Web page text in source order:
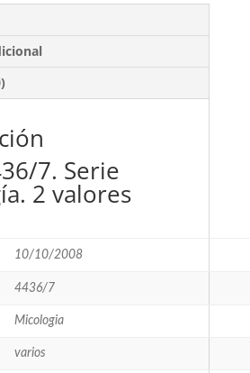
7. Serie
2 valores
10/10/2008
4436/7
Micologia
varios